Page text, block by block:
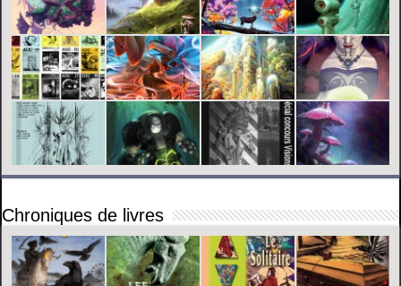
Chroniques de livres